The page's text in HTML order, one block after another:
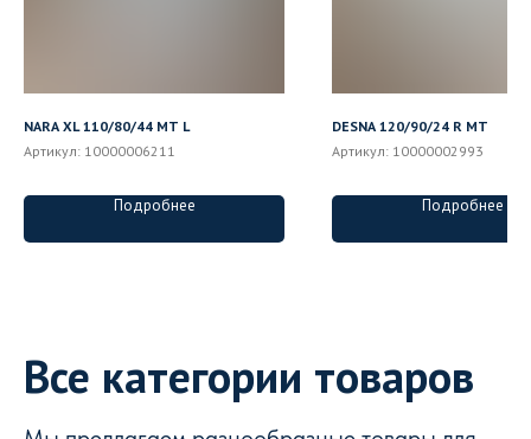
NARA XL 110/80/44 MT L
Артикул: 10000006211
Подробнее
DESNA 120/90/24 R MT
Артикул: 10000002993
Подробнее
Все категории товаров